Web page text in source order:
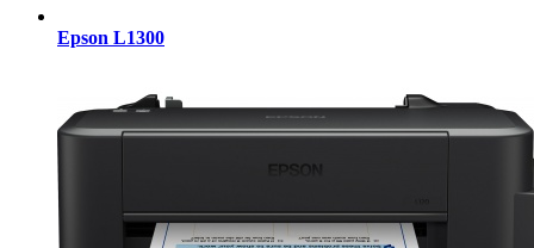
Epson L1300